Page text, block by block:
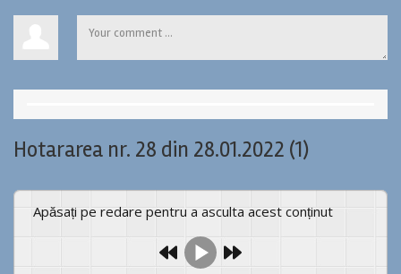
Hotararea nr. 28 din 28.01.2022 (1)
Apăsați pe redare pentru a asculta acest conținut